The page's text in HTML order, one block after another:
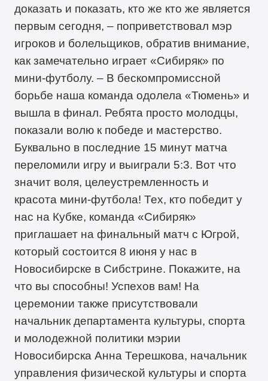
доказать и показать, кто же кто же является
первым сегодня, – поприветствовал мэр
игроков и болельщиков, обратив внимание,
как замечательно играет «Сибиряк» по
мини-футболу. – В бескомпромиссной
борьбе наша команда одолела «Тюмень» и
вышла в финал. Ребята просто молодцы,
показали волю к победе и мастерство.
Буквально в последние 15 минут матча
переломили игру и выиграли 5:3. Вот что
значит воля, целеустремленность и
красота мини-футбола! Тех, кто победит у
нас на Кубке, команда «Сибиряк»
приглашает на финальный матч с Югрой,
который состоится 8 июня у нас в
Новосибирске в Сибстрине. Покажите, на
что вы способны! Успехов вам! На
церемонии также присутствовали
начальник департамента культуры, спорта
и молодежной политики мэрии
Новосибирска Анна Терешкова, начальник
управления физической культуры и спорта